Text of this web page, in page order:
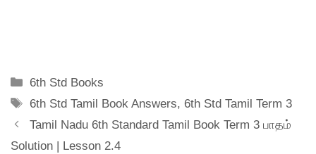
Categories
6th Std Books
Tags
6th Std Tamil Book Answers, 6th Std Tamil Term 3
Tamil Nadu 6th Standard Tamil Book Term 3 பாதம்
Solution | Lesson 2.4